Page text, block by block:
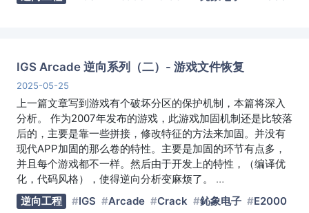
IGS Arcade 逆向系列（二）- 游戏文件恢复
2025-05-25
上一篇文章写到游戏有个破坏分区的保护机制，本篇将深入
分析。 作为2007年发布的游戏，此游戏加固机制还是比较落
后的，主要是靠一些拼接，修改特征的方法来加固。并没有
现代APP加固的那么卷的特性。主要是加固的环节有点多，
并且每个游戏都不一样。然后由于开发上的特性，（编译优
化，代码风格），使得逆向分析变麻烦了。 …
逆向工程
IGS Arcade Crack 鈊象电子 E2000